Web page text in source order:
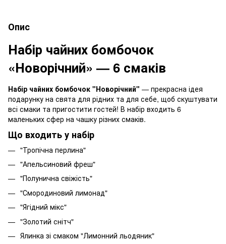
Опис
Набір чайних бомбочок
«Новорічний» — 6 смаків
Набір чайних бомбочок "Новорічний" — прекрасна ідея
подарунку на свята для рідних та для себе, щоб скуштувати
всі смаки та пригостити гостей! В набір входить 6
маленьких сфер на чашку різних смаків.
Що входить у набір
"Тропічна перлина"
"Апельсиновий фреш"
"Полунична свіжість"
"Смородиновий лимонад"
"Ягідний мікс"
"Золотий снітч"
Ялинка зі смаком "Лимонний льодяник"